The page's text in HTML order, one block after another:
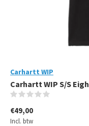
Carhartt WIP
Carhartt WIP S/S
€49,00
Incl. btw